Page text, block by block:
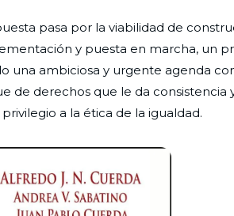
pasa por la viabilidad de
y puesta en marcha, un
una ambiciosa y urgente agenda
de derechos que le da consistencia
a la ética de la igualdad.